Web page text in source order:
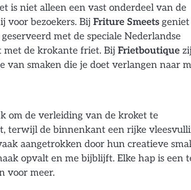
is niet alleen een vast onderdeel van de
voor bezoekers. Bij Friture Smeets
met de speciale Nederlandse
met de krokante friet. Bij Frietboutique
van smaken die je doet verlangen naar
om de verleiding van de kroket te
terwijl de binnenkant een rijke
aangetrokken door hun creatieve
opvalt en me bijblijft. Elke hap is een
voor meer.